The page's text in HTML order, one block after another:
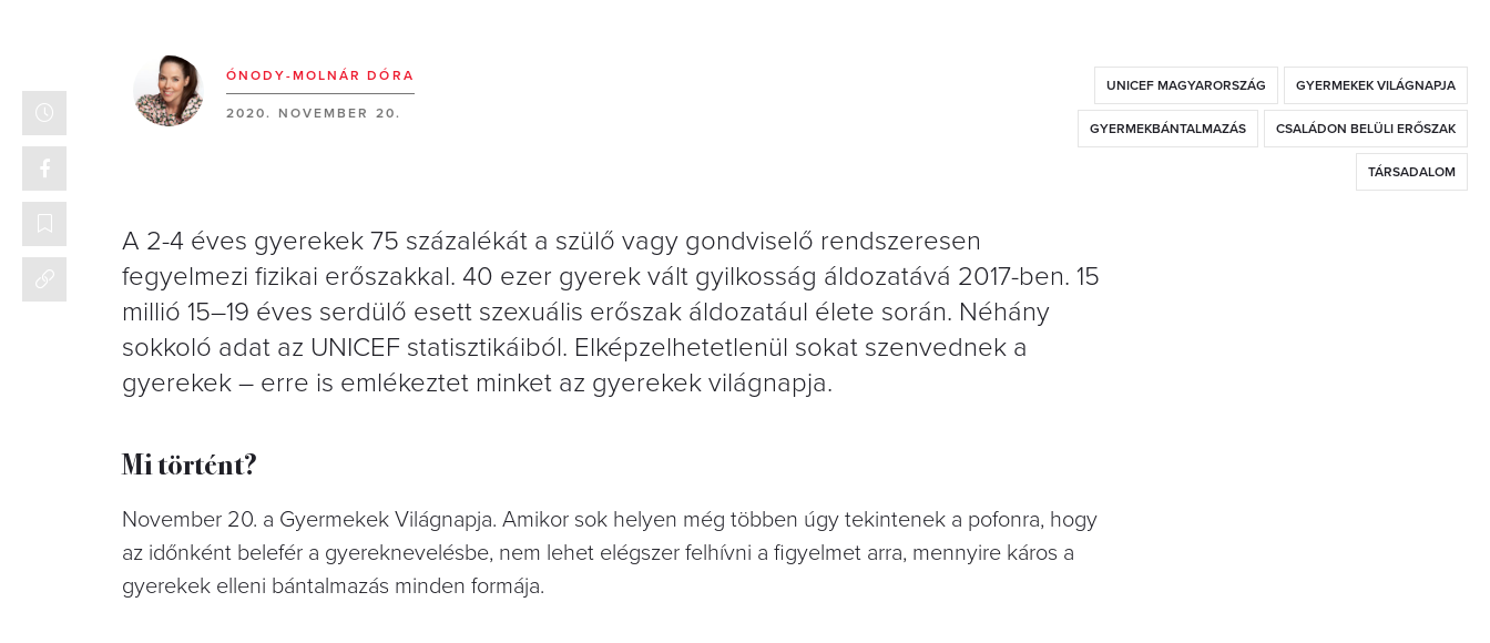
ÓNODY-MOLNÁR DÓRA
2020. NOVEMBER 20.
UNICEF MAGYARORSZÁG GYERMEKEK VILÁGNAPJA
GYERMEKBÁNTALMAZÁS CSALÁDON BELÜLI ERŐSZAK
TÁRSADALOM
A 2-4 éves gyerekek 75 százalékát a szülő vagy gondviselő rendszeresen
fegyelmezi fizikai erőszakkal. 40 ezer gyerek vált gyilkosság áldozatává 2017-ben. 15
millió 15–19 éves serdülő esett szexuális erőszak áldozatául élete során. Néhány
sokkoló adat az UNICEF statisztikáiból. Elképzelhetetlenül sokat szenvednek a
gyerekek – erre is emlékeztet minket az gyerekek világnapja.
Mi történt?
November 20. a Gyermekek Világnapja. Amikor sok helyen még többen úgy tekintenek a pofonra, hogy
az időnként belefér a gyereknevelésbe, nem lehet elégszer felhívni a figyelmet arra, mennyire káros a
gyerekek elleni bántalmazás minden formája.